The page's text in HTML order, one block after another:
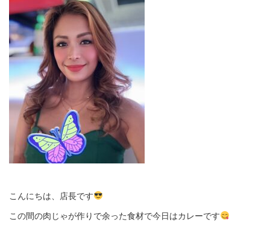
こんにちは、店長です
この間の肉じゃが作りで余った食材で今日はカレーです